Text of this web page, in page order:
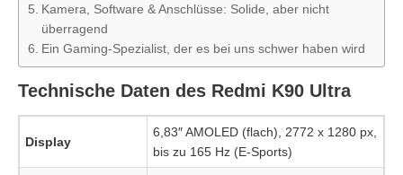
Kamera, Software & Anschlüsse: Solide, aber nicht
überragend
Ein Gaming-Spezialist, der es bei uns schwer haben wird
Technische Daten des Redmi K90 Ultra
Display
6,83″ AMOLED (flach), 2772 x 1280 px,
bis zu 165 Hz (E-Sports)